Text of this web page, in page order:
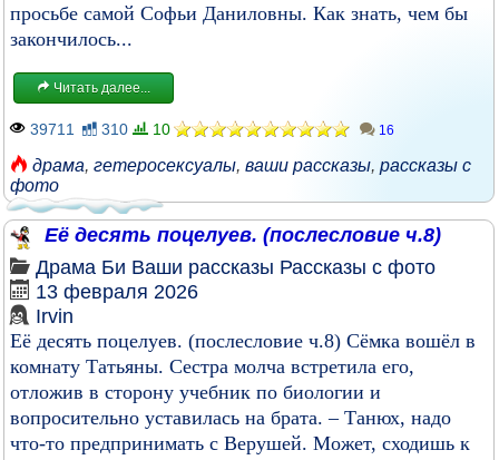
просьбе самой Софьи Даниловны. Как знать, чем бы
закончилось...
Читать далее...
39711 310 10 16
драма, гетеросексуалы, ваши рассказы, рассказы с
фото
Её десять поцелуев. (послесловие ч.8)
Драма Би Ваши рассказы Рассказы с фото
13 февраля 2026
Irvin
Её десять поцелуев. (послесловие ч.8) Сёмка вошёл в
комнату Татьяны. Сестра молча встретила его,
отложив в сторону учебник по биологии и
вопросительно уставилась на брата. – Танюх, надо
что-то предпринимать с Верушей. Может, сходишь к